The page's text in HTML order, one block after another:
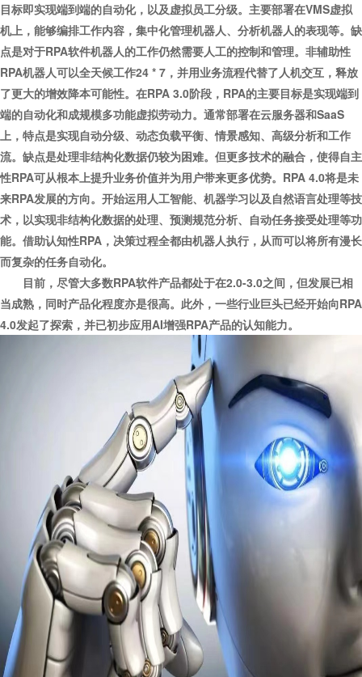
目标即实现端到端的自动化，以及虚拟员工分级。主要部署在VMS虚拟
机上，能够编排工作内容，集中化管理机器人、分析机器人的表现等。缺
点是对于RPA软件机器人的工作仍然需要人工的控制和管理。非辅助性
RPA机器人可以全天候工作24 * 7，并用业务流程代替了人机交互，释放
了更大的增效降本可能性。在RPA 3.0阶段，RPA的主要目标是实现端到
端的自动化和成规模多功能虚拟劳动力。通常部署在云服务器和SaaS
上，特点是实现自动分级、动态负载平衡、情景感知、高级分析和工作
流。缺点是处理非结构化数据仍较为困难。但更多技术的融合，使得自主
性RPA可从根本上提升业务价值并为用户带来更多优势。RPA 4.0将是未
来RPA发展的方向。开始运用人工智能、机器学习以及自然语言处理等技
术，以实现非结构化数据的处理、预测规范分析、自动任务接受处理等功
能。借助认知性RPA，决策过程全都由机器人执行，从而可以将所有漫长
而复杂的任务自动化。
目前，尽管大多数RPA软件产品都处于在2.0-3.0之间，但发展已相
当成熟，同时产品化程度亦是很高。此外，一些行业巨头已经开始向RPA
4.0发起了探索，并已初步应用AI增强RPA产品的认知能力。